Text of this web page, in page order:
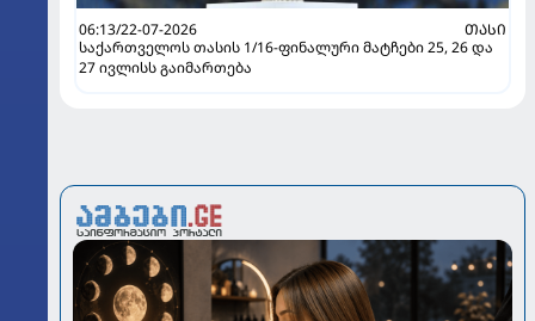
06:13/22-07-2026
ᲗᲐᲡᲘ
საქართველოს თასის 1/16-ფინალური მატჩები 25, 26 და
27 ივლისს გაიმართება